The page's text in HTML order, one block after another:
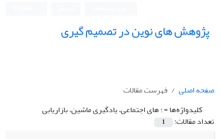
پژوهش های نوین در تصمیم گیری
صفحه اصلی
فهرست مقالات
کلیدواژه‌ها =؛ های اجتماعی، یادگیری ماشین، بازاریابی
تعداد مقالات:
1